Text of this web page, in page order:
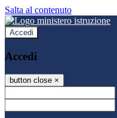
Salta al contenuto
Accedi
Accedi
button close ×